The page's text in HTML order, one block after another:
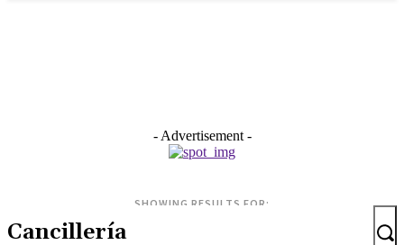
- Advertisement -
SHOWING RESULTS FOR: